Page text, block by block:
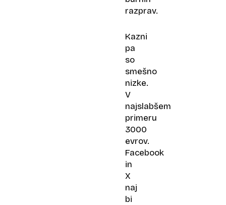
razprav.
Kazni
pa
so
smešno
nizke.
V
najslabšem
primeru
3000
evrov.
Facebook
in
X
naj
bi